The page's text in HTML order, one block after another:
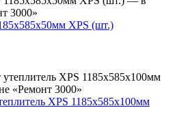
XPS (шт.)
XPS 1185х585х100мм